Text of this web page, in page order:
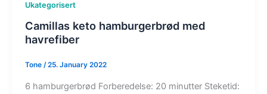
Ukategorisert
Camillas keto hamburgerbrød med
havrefiber
Tone /25. January 2022
6 hamburgerbrød Forberedelse: 20 minutter Steketid: